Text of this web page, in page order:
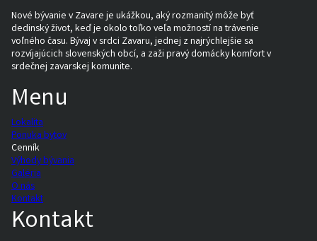
Nové bývanie v Zavare je ukážkou, aký rozmanitý môže byť
dedinský život, keď je okolo toľko veľa možností na trávenie
voľného času. Bývaj v srdci Zavaru, jednej z najrýchlejšie sa
rozvíjajúcich slovenských obcí, a zaži pravý domácky komfort v
srdečnej zavarskej komunite.
Menu
Lokalita
Ponuka bytov
Cenník
Výhody bývania
Galéria
O nás
Kontakt
Kontakt